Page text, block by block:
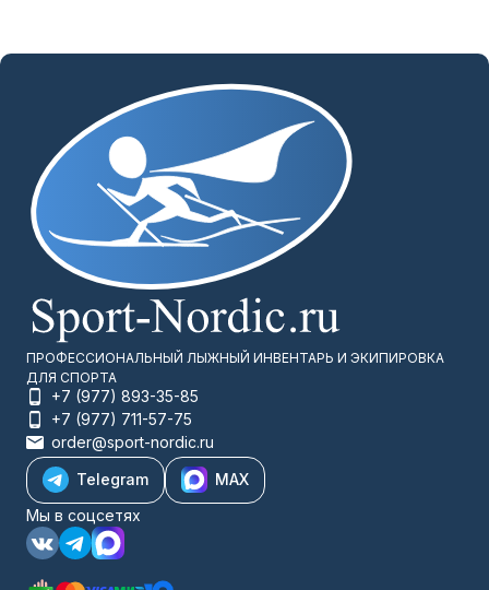
ПРОФЕССИОНАЛЬНЫЙ ЛЫЖНЫЙ ИНВЕНТАРЬ И ЭКИПИРОВКА
ДЛЯ СПОРТА
+7 (977) 893-35-85
+7 (977) 711-57-75
order@sport-nordic.ru
Telegram
MAX
Мы в соцсетях